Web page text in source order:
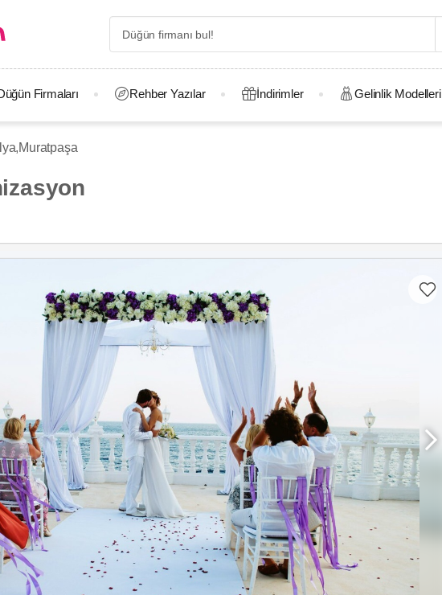
Firmaları Rehber Yazılar İndirimler Gelinlik Modelleri
Muratpaşa